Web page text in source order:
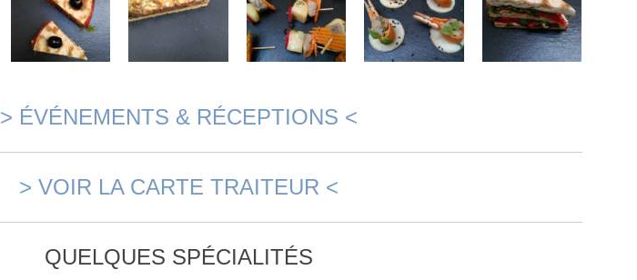
> ÉVÉNEMENTS & RÉCEPTIONS <
> VOIR LA CARTE TRAITEUR <
QUELQUES SPÉCIALITÉS